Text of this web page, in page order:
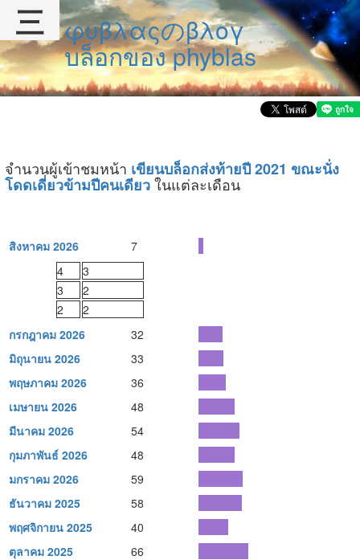
φυβλαςのβλογ
บล็อกของ phyblas
จำนวนผู้เข้าชมหน้า เขียนบล็อกส่งท้ายปี 2021 ขณะนั่ง
โดดเดี่ยวข้ามปีคนเดียวในแต่ละเดือน
สิงหาคม 2026
7
4
3
3
2
2
2
กรกฎาคม 2026
32
มิถุนายน 2026
33
พฤษภาคม 2026
36
เมษายน 2026
48
มีนาคม 2026
54
กุมภาพันธ์ 2026
48
มกราคม 2026
59
ธันวาคม 2025
58
พฤศจิกายน 2025
40
ตุลาคม 2025
66
三